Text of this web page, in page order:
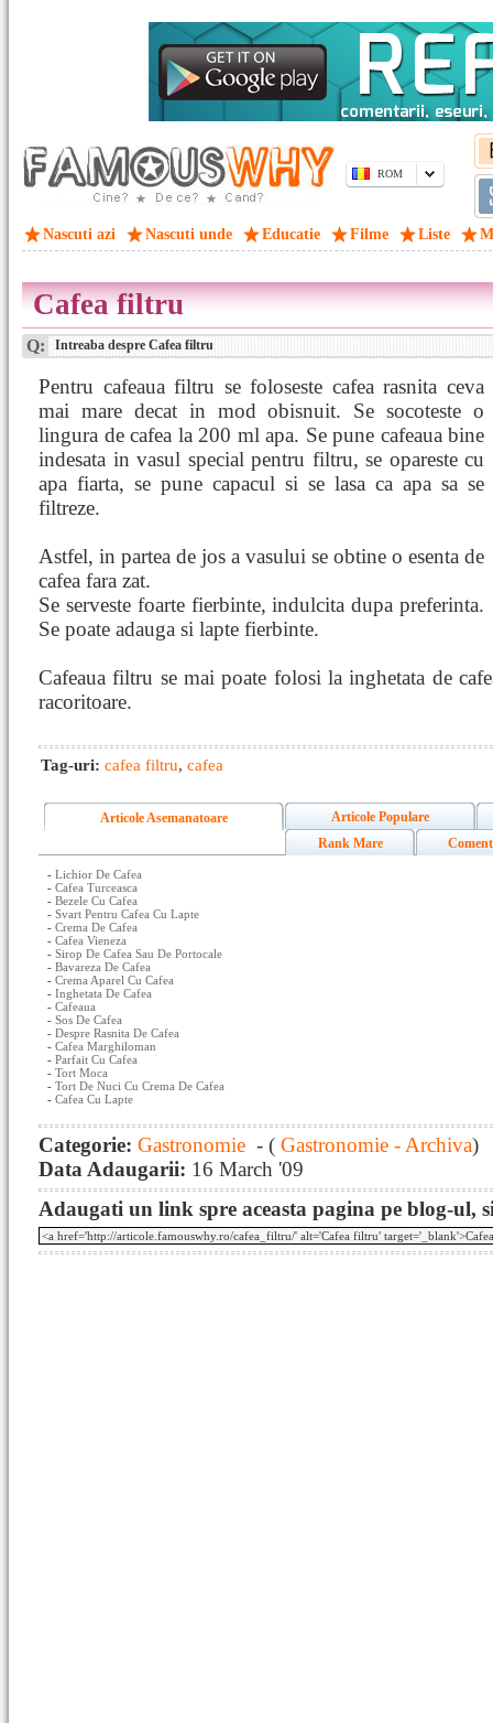
ROM
Nascuti azi Nascuti unde Educatie Filme Liste
Cafea filtru
Q: Intreaba despre Cafea filtru
Pentru cafeaua filtru se foloseste cafea rasnita ceva
mai mare decat in mod obisnuit. Se socoteste o
lingura de cafea la 200 ml apa. Se pune cafeaua bine
indesata in vasul special pentru filtru, se opareste cu
apa fiarta, se pune capacul si se lasa ca apa sa se
filtreze.
Astfel, in partea de jos a vasului se obtine o esenta de
cafea fara zat.
Se serveste foarte fierbinte, indulcita dupa preferinta.
Se poate adauga si lapte fierbinte.
Cafeaua filtru se mai poate folosi la inghetata de
racoritoare.
Tag-uri: cafea filtru, cafea
Articole Asemanatoare
Articole Populare
Rank Mare
- Lichior De Cafea
- Cafea Turceasca
- Bezele Cu Cafea
- Svart Pentru Cafea Cu Lapte
- Crema De Cafea
- Cafea Vieneza
- Sirop De Cafea Sau De Portocale
- Bavareza De Cafea
- Crema Aparel Cu Cafea
- Inghetata De Cafea
- Cafeaua
- Sos De Cafea
- Despre Rasnita De Cafea
- Cafea Marghiloman
- Parfait Cu Cafea
- Tort Moca
- Tort De Nuci Cu Crema De Cafea
- Cafea Cu Lapte
Categorie: Gastronomie - ( Gastronomie - Archiva)
Data Adaugarii: 16 March '09
Adaugati un link spre aceasta pagina pe blog-ul,